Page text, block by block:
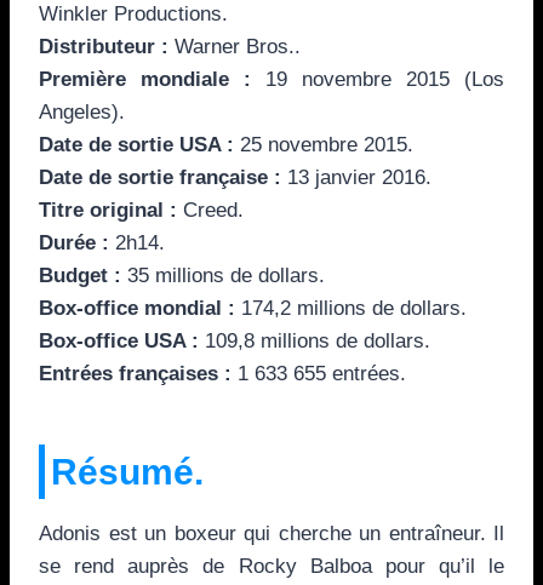
Winkler Productions.
Distributeur : Warner Bros..
Première mondiale : 19 novembre 2015 (Los
Angeles).
Date de sortie USA : 25 novembre 2015.
Date de sortie française : 13 janvier 2016.
Titre original : Creed.
Durée : 2h14.
Budget : 35 millions de dollars.
Box-office mondial : 174,2 millions de dollars.
Box-office USA : 109,8 millions de dollars.
Entrées françaises : 1 633 655 entrées.
Résumé.
Adonis est un boxeur qui cherche un entraîneur. Il
se rend auprès de Rocky Balboa pour qu’il le